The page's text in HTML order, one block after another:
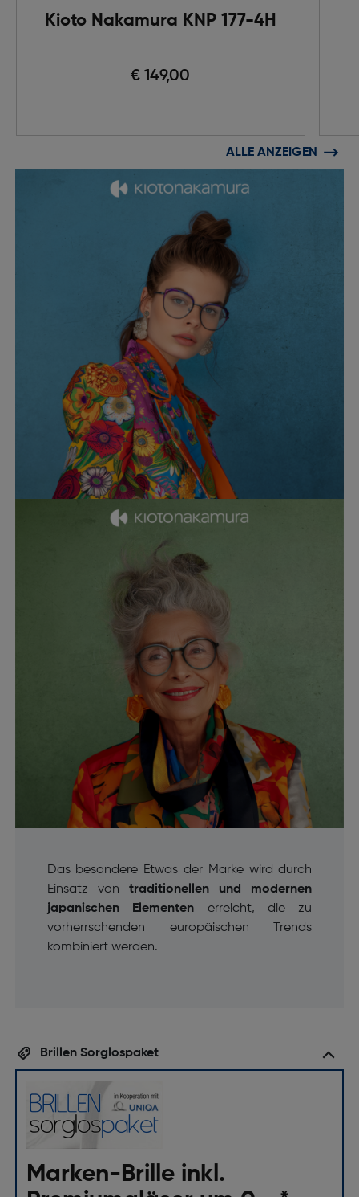
Kioto Nakamura KNP 177-4H
€ 149,00
ALLE ANZEIGEN
Das besondere Etwas der Marke wird durch
Einsatz von traditionellen und modernen
japanischen Elementen erreicht, die zu
vorherrschenden europäischen Trends
kombiniert werden.
Brillen Sorglospaket
Marken-Brille inkl.